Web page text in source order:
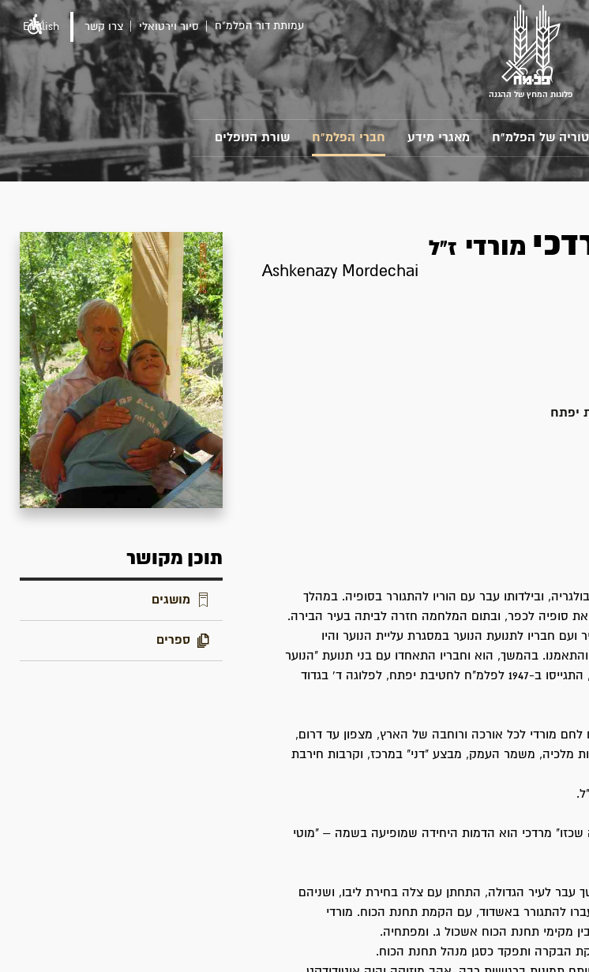
פלוגות המחץ של ההגנה
עמותת דור הפלמ"ח סיור וירטואלי צרו קשר English
של הפלמ"ח מאגרי מידע חברי הפלמ"ח שורת הנופלים
מורדי ז"ל
Ashkenazy Mordechai
יפתח
בעיר קסנטי שבבולגריה, ובילדותו עבר עם הוריו להתגורר בסופיה. במהלך
סופיה לכפר, ובתום המלחמה חזרה לביתה בעיר הבירה.
ועם חבריו לתנועת הנוער במסגרת עליית הנוער והיו
בהמשך, הוא וחבריו התאחדו עם בני תנועת "הנוער
העובד" ואחרי מספר חודשים של גיבוש, התגייסו ב-1947 לפלמ"ח לחטיבת יפתח, לפלוגה ד' בגדוד
מורדי לכל אורכה ורוחבה של הארץ, מצפון עד דרום,
מלכיה, משמר העמק, מבצע "דני" במרכז, וקרבות חירבת
שכזו" מרדכי הוא הדמות היחידה שמופיעה בשמה – "מוטי
עבר לעיר הגדולה, התחתן עם צלה בחירת ליבו, ושניהם
להתגורר באשדוד, עם הקמת תחנת הכוח. מורדי
מקימי תחנת הכוח אשכול ג. ומפתחיה.
הבקרה ותפקד כסגן מנהל תחנת הכוח.
תוכן מקושר
מושגים
ספרים